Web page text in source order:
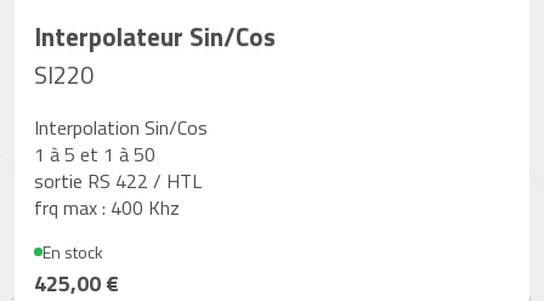
Interpolateur Sin/Cos
SI220
Interpolation Sin/Cos
1 à 5 et 1 à 50
sortie RS 422 / HTL
frq max : 400 Khz
En stock
425,00 €